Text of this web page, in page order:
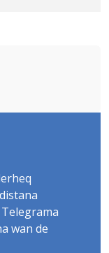
wan de